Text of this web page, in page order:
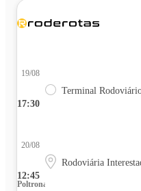
17:30
19/08
Terminal
12:45
20/08
Rodoviária
Poltrona